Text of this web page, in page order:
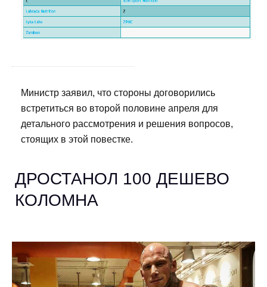
Министр заявил, что стороны договорились
встретиться во второй половине апреля для
детального рассмотрения и решения вопросов,
стоящих в этой повестке.
ДРОСТАНОЛ 100 ДЕШЕВО
КОЛОМНА